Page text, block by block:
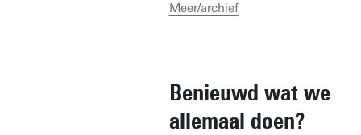
Meer/archief
Benieuwd wat we
allemaal doen?